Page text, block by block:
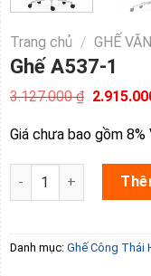
Trang chủ / GHẾ
Ghế A537-1
3.127.000₫ Giá
là:
Giá chưa bao gồm 8%
Ghế A537-1 số lượng
Danh mục: Ghế Công Thái